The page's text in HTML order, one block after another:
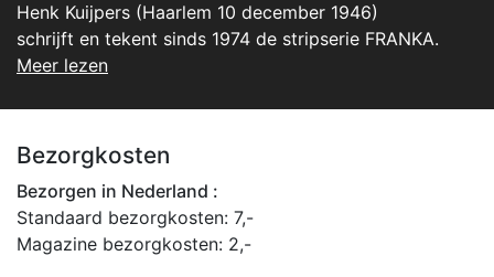
Henk Kuijpers (Haarlem 10 december 1946)
schrijft en tekent sinds 1974 de stripserie FRANKA.
Meer lezen
Bezorgkosten
Bezorgen in Nederland :
Standaard bezorgkosten: 7,-
Magazine bezorgkosten: 2,-